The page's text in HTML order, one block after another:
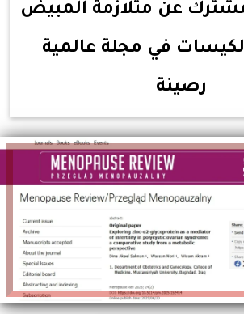
عن متلازمة المبيض
في مجلة عالمية
رصينة